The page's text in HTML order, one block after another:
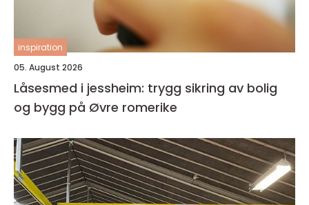
inspiration
05. August 2026
Låsesmed i jessheim: trygg sikring av bolig
og bygg på Øvre romerike